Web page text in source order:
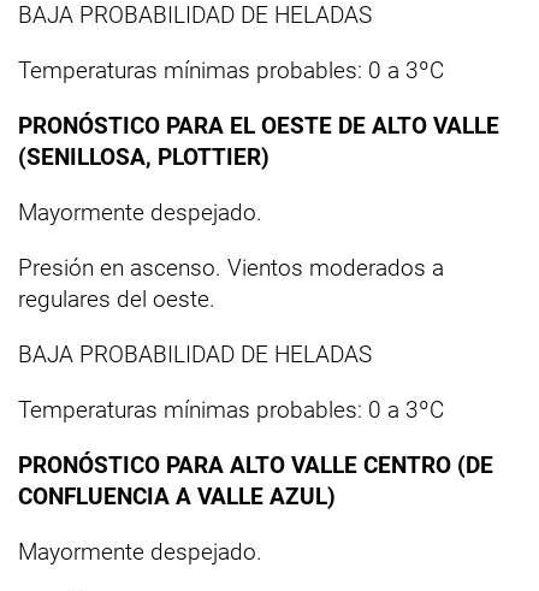
BAJA PROBABILIDAD DE HELADAS
Temperaturas mínimas probables: 0 a 3ºC
PRONÓSTICO PARA EL OESTE DE ALTO VALLE
(SENILLOSA, PLOTTIER)
Mayormente despejado.
Presión en ascenso. Vientos moderados a
regulares del oeste.
BAJA PROBABILIDAD DE HELADAS
Temperaturas mínimas probables: 0 a 3ºC
PRONÓSTICO PARA ALTO VALLE CENTRO (DE
CONFLUENCIA A VALLE AZUL)
Mayormente despejado.